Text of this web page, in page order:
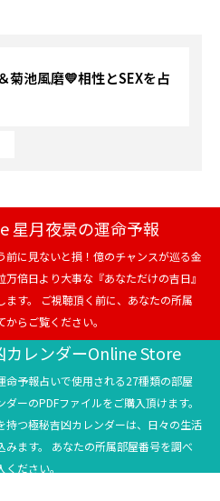
菊池風磨💛相性とSEXを占
星月夜景の運命予報
前に見ないと損！億のチャンスが巡る金
万倍日より大事な『あなただけの吉日』
ます。 ご視聴頂く前に、あなたの所属
らご覧ください。
カレンダーOnline Store
命予報占いで使用される27種類の部屋
ダーのPDFファイルをご購入頂けます。
持つ極秘吉凶カレンダーは、日々の生活
みます。 あなたの所属部屋番号を調べ
ださい。